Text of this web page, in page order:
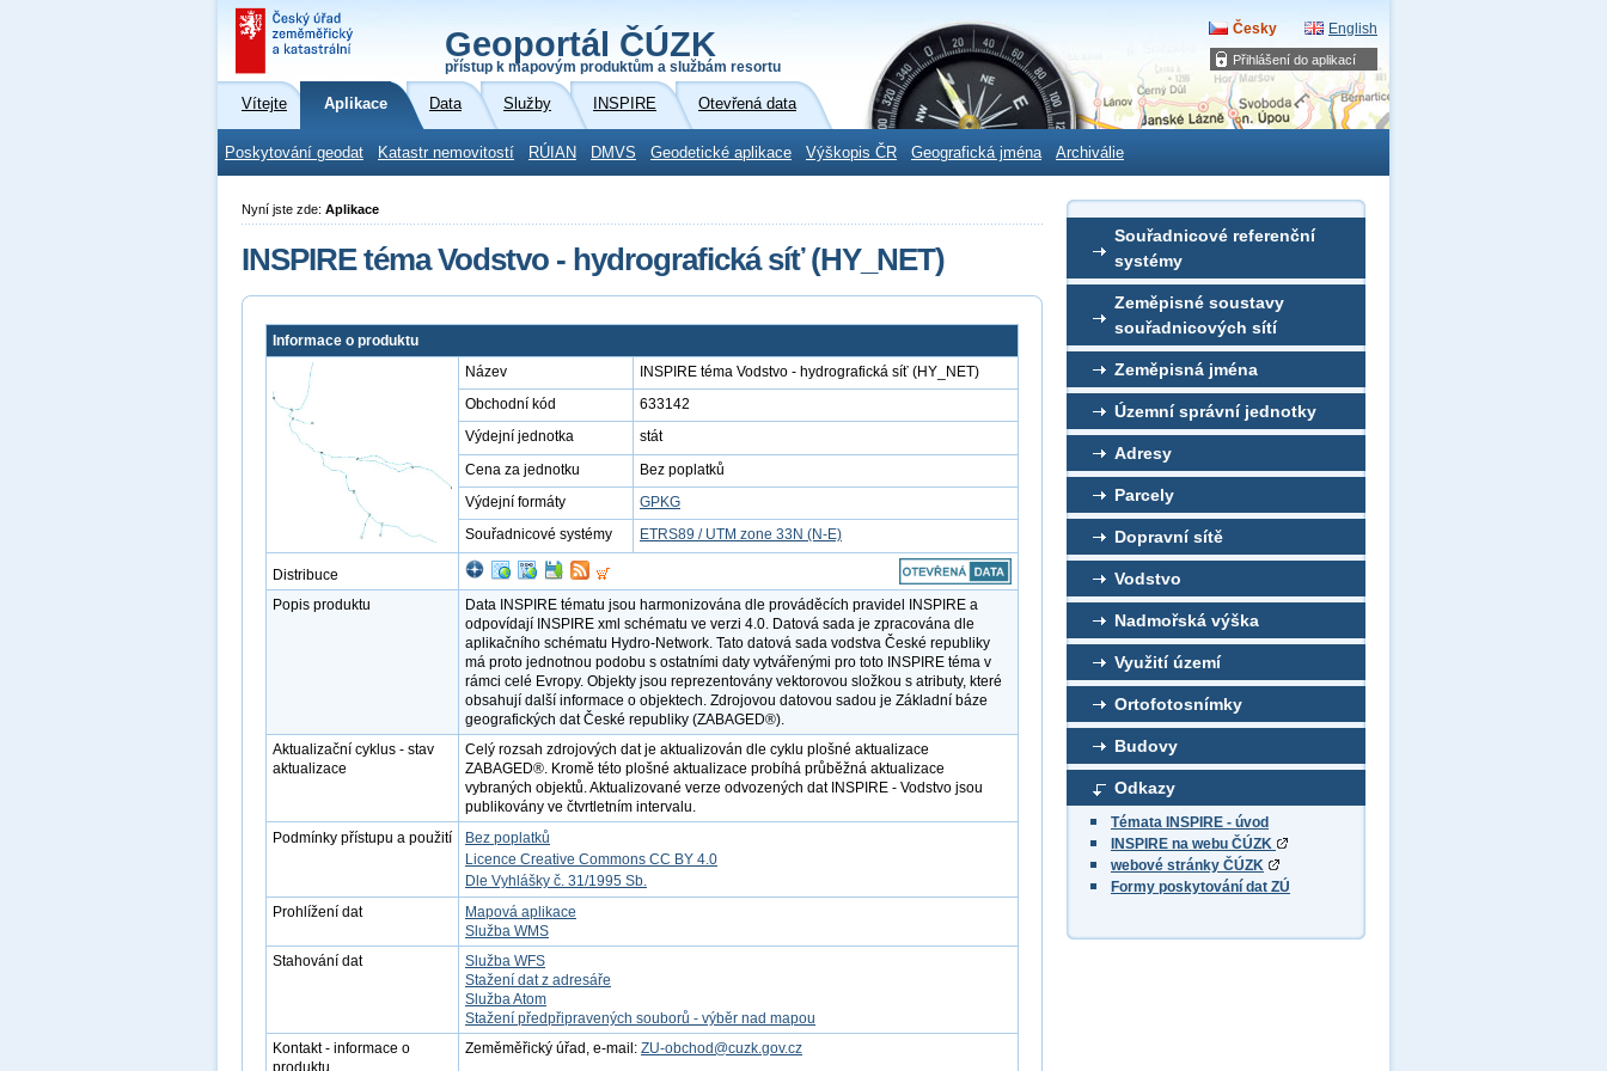
Přihlášení do aplikací
Geoportál ČÚZK
přístup k mapovým produktům a službám resortu
Česky English
Vítejte Aplikace Data Služby INSPIRE Otevřená data
Poskytování geodat Katastr nemovitostí RÚIAN DMVS Geodetické aplikace Výškopis ČR Geografická jména Archiválie
Souřadnicové referenční
systémy
Zeměpisné soustavy
souřadnicových sítí
Zeměpisná jména
Územní správní jednotky
Adresy
Parcely
Dopravní sítě
Vodstvo
Nadmořská výška
Využití území
Ortofotosnímky
Budovy
Odkazy
Témata INSPIRE - úvod
INSPIRE na webu ČÚZK
webové stránky ČÚZK
Formy poskytování dat ZÚ
Nyní jste zde: Aplikace
INSPIRE téma Vodstvo - hydrografická síť (HY_NET)
Informace o produktu
Název
INSPIRE téma Vodstvo - hydrografická síť (HY_NET)
Obchodní kód
633142
Výdejní jednotka
stát
Cena za jednotku
Bez poplatků
Výdejní formáty
GPKG
Souřadnicové systémy
ETRS89 / UTM zone 33N (N-E)
Distribuce
Popis produktu
Data INSPIRE tématu jsou harmonizována dle prováděcích pravidel INSPIRE a
odpovídají INSPIRE xml schématu ve verzi 4.0. Datová sada je zpracována dle
aplikačního schématu Hydro-Network. Tato datová sada vodstva České republiky
má proto jednotnou podobu s ostatními daty vytvářenými pro toto INSPIRE téma v
rámci celé Evropy. Objekty jsou reprezentovány vektorovou složkou s atributy, které
obsahují další informace o objektech. Zdrojovou datovou sadou je Základní báze
geografických dat České republiky (ZABAGED®).
Aktualizační cyklus - stav
aktualizace
Celý rozsah zdrojových dat je aktualizován dle cyklu plošné aktualizace
ZABAGED®. Kromě této plošné aktualizace probíhá průběžná aktualizace
vybraných objektů. Aktualizované verze odvozených dat INSPIRE - Vodstvo jsou
publikovány ve čtvrtletním intervalu.
Podmínky přístupu a použití
Bez poplatků
Licence Creative Commons CC BY 4.0
Dle Vyhlášky č. 31/1995 Sb.
Prohlížení dat
Mapová aplikace
Služba WMS
Stahování dat
Služba WFS
Stažení dat z adresáře
Služba Atom
Stažení předpřipravených souborů - výběr nad mapou
Kontakt - informace o
produktu
Zeměměřický úřad, e-mail: ZU-obchod@cuzk.gov.cz